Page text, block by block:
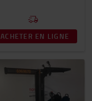
ACHETER EN LIGNE